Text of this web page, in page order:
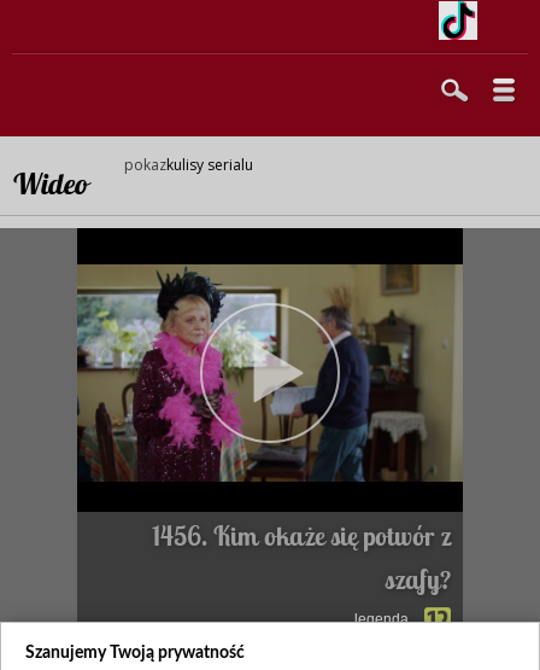
Wideo
pokazkulisy serialu
1456. Kim okaże się potwór z
szafy?
legenda
Szanujemy Twoją prywatność